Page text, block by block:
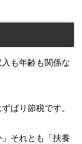
も年齢も関係な
ばり節税です。
それとも「扶養